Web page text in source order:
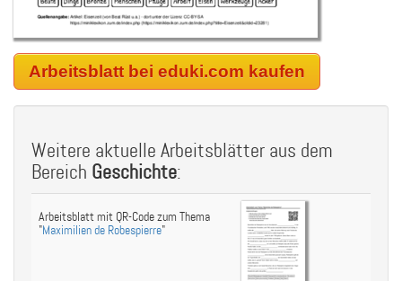
Arbeitsblatt bei eduki.com kaufen
Weitere aktuelle Arbeitsblätter aus dem
Bereich Geschichte:
Arbeitsblatt mit QR-Code zum Thema
"Maximilien de Robespierre"